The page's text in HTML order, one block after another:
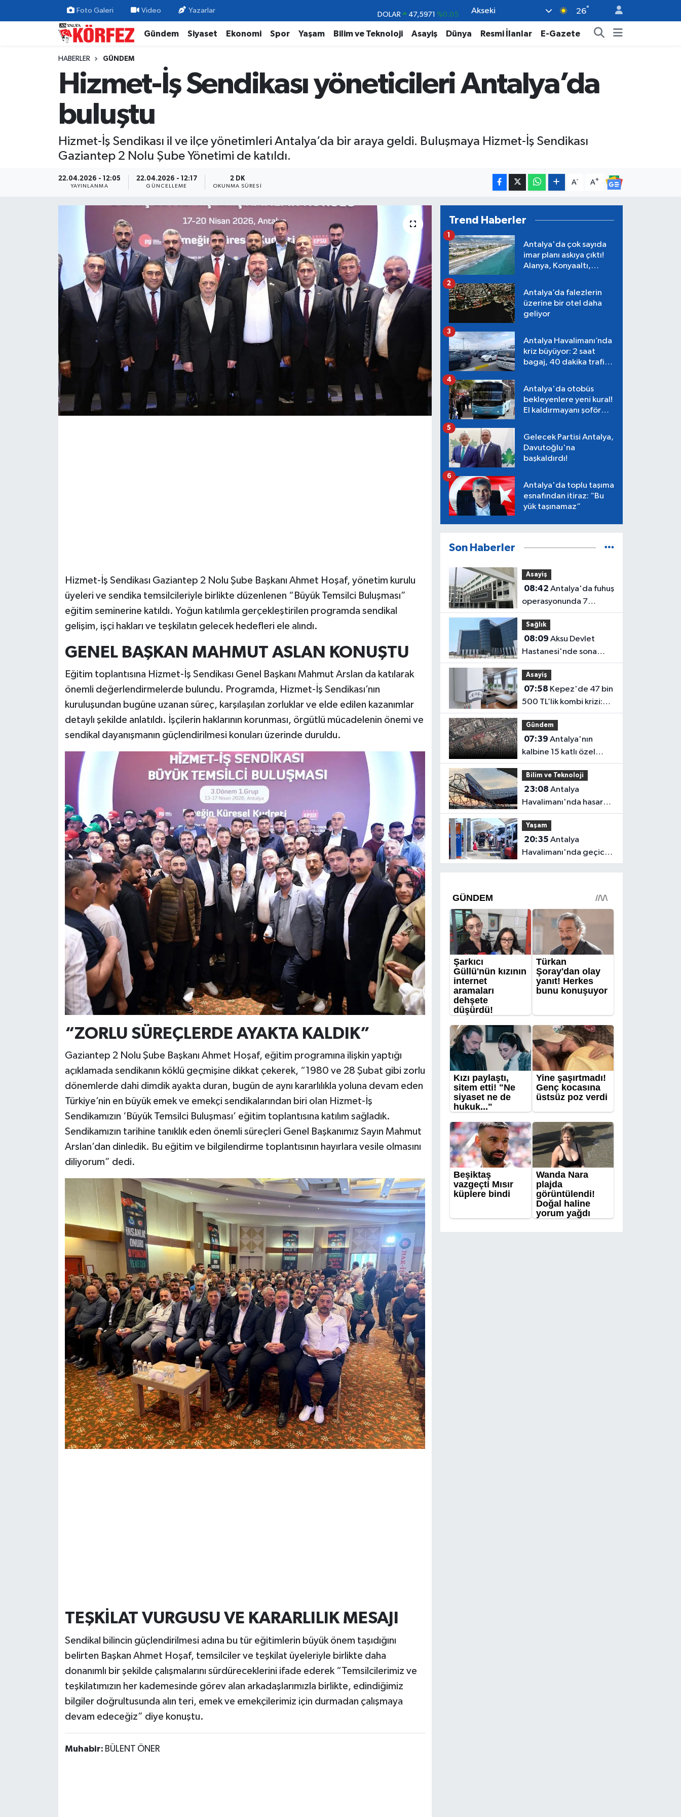
Foto Galeri Video Yazarlar DOLAR 47,5971 %0.05
EURO 55,1336 %0.18
BİST100 13.703 %0
Akseki 26°
Gündem Siyaset Ekonomi Spor Yaşam Bilim ve Teknoloji Asayiş Dünya Resmi İlanlar E-Gazete
HABERLER GÜNDEM
Hizmet-İş Sendikası yöneticileri Antalya’da
buluştu
Hizmet-İş Sendikası il ve ilçe yönetimleri Antalya’da bir araya geldi. Buluşmaya Hizmet-İş Sendikası
Gaziantep 2 Nolu Şube Yönetimi de katıldı.
22.04.2026 - 12:05
YAYINLANMA
22.04.2026 - 12:17
GÜNCELLEME
2 DK
OKUNMA SÜRESI
A- A+
Hizmet-İş Sendikası Gaziantep 2 Nolu Şube Başkanı Ahmet Hoşaf, yönetim kurulu
üyeleri ve sendika temsilcileriyle birlikte düzenlenen “Büyük Temsilci Buluşması”
eğitim seminerine katıldı. Yoğun katılımla gerçekleştirilen programda sendikal
gelişim, işçi hakları ve teşkilatın gelecek hedefleri ele alındı.
GENEL BAŞKAN MAHMUT ASLAN KONUŞTU
Eğitim toplantısına Hizmet-İş Sendikası Genel Başkanı Mahmut Arslan da katılarak
önemli değerlendirmelerde bulundu. Programda, Hizmet-İş Sendikası’nın
kuruluşundan bugüne uzanan süreç, karşılaşılan zorluklar ve elde edilen kazanımlar
detaylı şekilde anlatıldı. İşçilerin haklarının korunması, örgütlü mücadelenin önemi ve
sendikal dayanışmanın güçlendirilmesi konuları üzerinde duruldu.
“ZORLU SÜREÇLERDE AYAKTA KALDIK”
Gaziantep 2 Nolu Şube Başkanı Ahmet Hoşaf, eğitim programına ilişkin yaptığı
açıklamada sendikanın köklü geçmişine dikkat çekerek, “1980 ve 28 Şubat gibi zorlu
dönemlerde dahi dimdik ayakta duran, bugün de aynı kararlılıkla yoluna devam eden
Türkiye’nin en büyük emek ve emekçi sendikalarından biri olan Hizmet-İş
Sendikamızın ‘Büyük Temsilci Buluşması’ eğitim toplantısına katılım sağladık.
Sendikamızın tarihine tanıklık eden önemli süreçleri Genel Başkanımız Sayın Mahmut
Arslan’dan dinledik. Bu eğitim ve bilgilendirme toplantısının hayırlara vesile olmasını
diliyorum” dedi.
TEŞKİLAT VURGUSU VE KARARLILIK MESAJI
Sendikal bilincin güçlendirilmesi adına bu tür eğitimlerin büyük önem taşıdığını
belirten Başkan Ahmet Hoşaf, temsilciler ve teşkilat üyeleriyle birlikte daha
donanımlı bir şekilde çalışmalarını sürdüreceklerini ifade ederek “Temsilcilerimiz ve
teşkilatımızın her kademesinde görev alan arkadaşlarımızla birlikte, edindiğimiz
bilgiler doğrultusunda alın teri, emek ve emekçilerimiz için durmadan çalışmaya
devam edeceğiz” diye konuştu.
Muhabir: BÜLENT ÖNER
Trend Haberler
Antalya'da çok sayıda
imar planı askıya çıktı!
Alanya, Konyaaltı,
1
Antalya’da falezlerin
üzerine bir otel daha
geliyor
2
Antalya Havalimanı’nda
kriz büyüyor: 2 saat
bagaj, 40 dakika trafik,
3
Antalya'da otobüs
bekleyenlere yeni kural!
El kaldırmayanı şoför
4
Gelecek Partisi Antalya,
Davutoğlu'na
başkaldırdı!
5
Antalya'da toplu taşıma
esnafından itiraz: “Bu
yük taşınamaz”
6
Son Haberler
Asayiş
08:42
operasyonunda 7
tutuklama! Soruşturma
genişliyor
Sağlık
08:09
Hastanesi'nde sona
yaklaşıldı
Asayiş
07:58
500 TL’lik kombi krizi:
Aynı kişi için esnaf
birbirini uyarıyor
Gündem
07:39
kalbine 15 katlı özel
hastane geliyor!
Bilim ve Teknoloji
23:08
Havalimanı'nda hasar
gören radar direği
yeniden hizmette
Yaşam
20:35
Havalimanı'nda geçici
trafik düzenlemesi
Gündem
Magazin
Kültür ve Sanat
Sivil Toplum
Nöbetçi Eczaneler
Süper Lig Puan Durumu ve Fikstür
Tüm Manşetler